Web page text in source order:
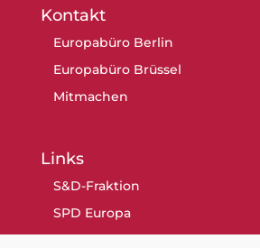
Kontakt
Europabüro Berlin
Europabüro Brüssel
Mitmachen
Links
S&D-Fraktion
SPD Europa